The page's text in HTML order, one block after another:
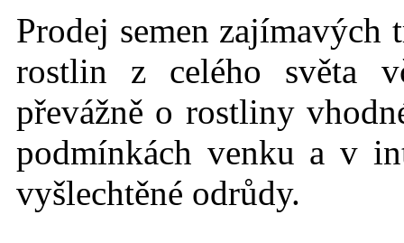
Prodej semen
rostlin z celého světa
převážně o rostliny
podmínkách venku a v
vyšlechtěné odrůdy.